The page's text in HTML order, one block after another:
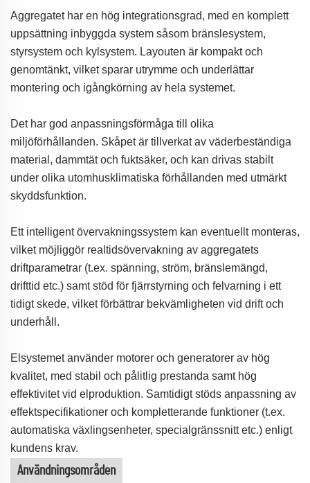
Aggregatet har en hög integrationsgrad, med en komplett
uppsättning inbyggda system såsom bränslesystem,
styrsystem och kylsystem. Layouten är kompakt och
genomtänkt, vilket sparar utrymme och underlättar
montering och igångkörning av hela systemet.
Det har god anpassningsförmåga till olika
miljöförhållanden. Skåpet är tillverkat av väderbeständiga
material, dammtät och fuktsäker, och kan drivas stabilt
under olika utomhusklimatiska förhållanden med utmärkt
skyddsfunktion.
Ett intelligent övervakningssystem kan eventuellt monteras,
vilket möjliggör realtidsövervakning av aggregatets
driftparametrar (t.ex. spänning, ström, bränslemängd,
drifttid etc.) samt stöd för fjärrstyrning och felvarning i ett
tidigt skede, vilket förbättrar bekvämligheten vid drift och
underhåll.
Elsystemet använder motorer och generatorer av hög
kvalitet, med stabil och pålitlig prestanda samt hög
effektivitet vid elproduktion. Samtidigt stöds anpassning av
effektspecifikationer och kompletterande funktioner (t.ex.
automatiska växlingsenheter, specialgränssnitt etc.) enligt
kundens krav.
Användningsområden